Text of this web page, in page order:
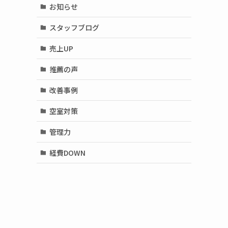
お知らせ
スタッフブログ
売上UP
推薦の声
改善事例
空室対策
管理力
経費DOWN